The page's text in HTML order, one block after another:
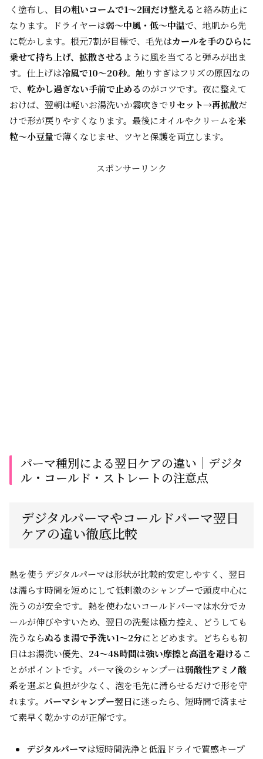
く塗布し、
目の粗いコームで1〜2回だけ整える と絡み防止に
なります。ドライヤーは弱〜中風・低〜中温で、地肌から先
に乾かします。根元7割が目標で、毛先はカールを手のひらに
乗せて持ち上げ、拡散させる ように風を当てると弾みが出ま
す。仕上げは冷風で10〜20秒。触りすぎはフリズの原因なの
で、 乾かし過ぎない手前で止める のがコツです。夜に整えて
おけば、翌朝は軽いお湯洗いか霧吹きでリセット→再拡散だ
けで形が戻りやすくなります。最後にオイルやクリームを米
粒〜小豆量で薄くなじませ、ツヤと保護を両立します。
スポンサーリンク
パーマ種別による翌日ケアの違い│デジタ
ル・コールド・ストレートの注意点
デジタルパーマやコールドパーマ翌日
ケアの違い徹底比較
熱を使うデジタルパーマは形状が比較的安定しやすく、翌日
は濡らす時間を短めにして低刺激のシャンプーで頭皮中心に
洗うのが安全です。熱を使わないコールドパーマは水分でカ
ールが伸びやすいため、翌日の洗髪は極力控え、どうしても
洗うならぬるま湯で予洗い1〜2分にとどめます。どちらも初
日はお湯洗い優先、 24〜48時間は強い摩擦と高温を避ける こ
とがポイントです。パーマ後のシャンプーは弱酸性アミノ酸
系を選ぶと負担が少なく、泡を毛先に滑らせるだけで形を守
れます。 パーマシャンプー翌日に迷ったら、短時間で済ませ
て素早く乾かすのが正解です。
デジタルパーマは短時間洗浄と低温ドライで質感キープ